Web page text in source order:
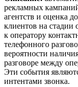
рекламных
агентств и оценка
клиентов на стадии
к оператору
телефонного
вероятности
разговоре между
Эти события
интентами звонка.